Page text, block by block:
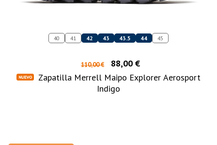
40 41 42 43 43.5 44 45
110,00 €
88,00 €
Zapatilla Merrell Maipo Explorer Aerosport
Indigo